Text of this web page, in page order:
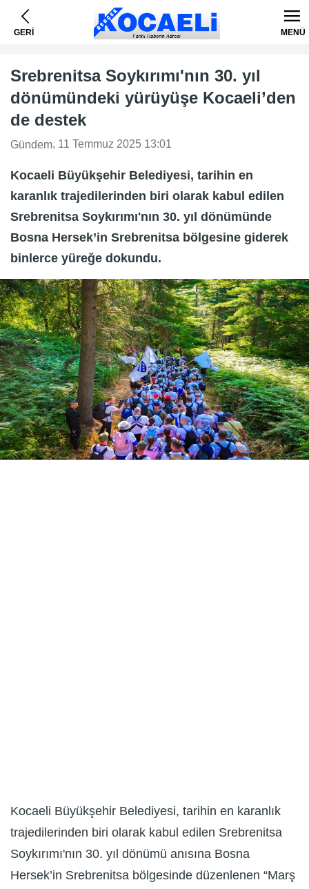
GERİ MENÜ
Srebrenitsa Soykırımı'nın 30. yıl
dönümündeki yürüyüşe Kocaeli’den
de destek
Gündem, 11 Temmuz 2025 13:01
Kocaeli Büyükşehir Belediyesi, tarihin en
karanlık trajedilerinden biri olarak kabul edilen
Srebrenitsa Soykırımı'nın 30. yıl dönümünde
Bosna Hersek’in Srebrenitsa bölgesine giderek
binlerce yüreğe dokundu.
Kocaeli Büyükşehir Belediyesi, tarihin en karanlık
trajedilerinden biri olarak kabul edilen Srebrenitsa
Soykırımı'nın 30. yıl dönümü anısına Bosna
Hersek’in Srebrenitsa bölgesinde düzenlenen “Marş